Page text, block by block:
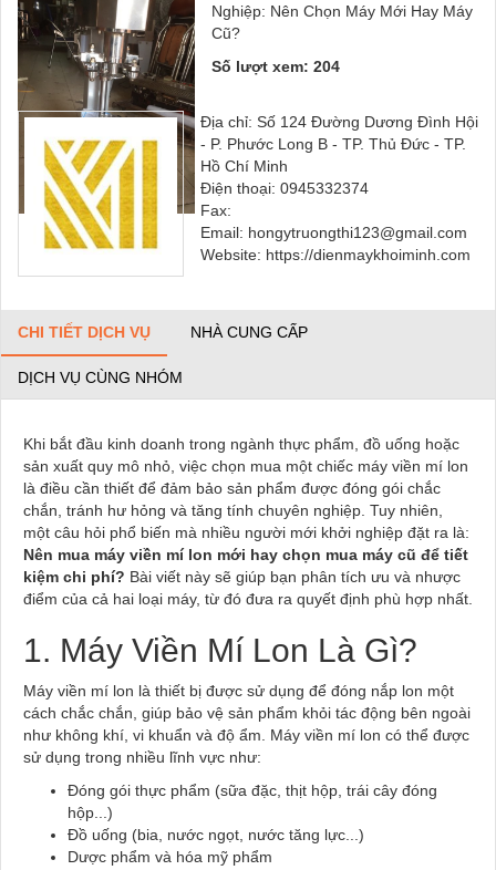
Nghiệp: Nên Chọn Máy Mới Hay Máy
Cũ?
Số lượt xem: 204
Địa chỉ: Số 124 Đường Dương Đình Hội
- P. Phước Long B - TP. Thủ Đức - TP.
Hồ Chí Minh
Điện thoại: 0945332374
Fax:
Email: hongytruongthi123@gmail.com
Website: https://dienmaykhoiminh.com
CHI TIẾT DỊCH VỤ NHÀ CUNG CẤP
DỊCH VỤ CÙNG NHÓM
Khi bắt đầu kinh doanh trong ngành thực phẩm, đồ uống hoặc
sản xuất quy mô nhỏ, việc chọn mua một chiếc máy viền mí lon
là điều cần thiết để đảm bảo sản phẩm được đóng gói chắc
chắn, tránh hư hỏng và tăng tính chuyên nghiệp. Tuy nhiên,
một câu hỏi phổ biến mà nhiều người mới khởi nghiệp đặt ra là:
Nên mua máy viền mí lon mới hay chọn mua máy cũ để tiết
kiệm chi phí? Bài viết này sẽ giúp bạn phân tích ưu và nhược
điểm của cả hai loại máy, từ đó đưa ra quyết định phù hợp nhất.
1. Máy Viền Mí Lon Là Gì?
Máy viền mí lon là thiết bị được sử dụng để đóng nắp lon một
cách chắc chắn, giúp bảo vệ sản phẩm khỏi tác động bên ngoài
như không khí, vi khuẩn và độ ẩm. Máy viền mí lon có thể được
sử dụng trong nhiều lĩnh vực như:
Đóng gói thực phẩm (sữa đặc, thịt hộp, trái cây đóng
hộp...)
Đồ uống (bia, nước ngọt, nước tăng lực...)
Dược phẩm và hóa mỹ phẩm